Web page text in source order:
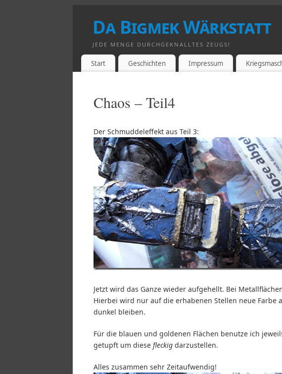
Da Bigmek Wärkstatt
JEDE MENGE DURCHGEKNALLTES ZEUGS!
Start Geschichten Impressum
Chaos – Teil4
Der Schmuddeleffekt aus Teil 3:
Jetzt wird das Ganze wieder aufgehellt. Bei
Hierbei wird nur auf die erhabenen Stellen neue
dunkel bleiben.
Für die blauen und goldenen Flächen benutze ich
getupft um diese fleckig darzustellen.
Alles zusammen sehr Zeitaufwendig!